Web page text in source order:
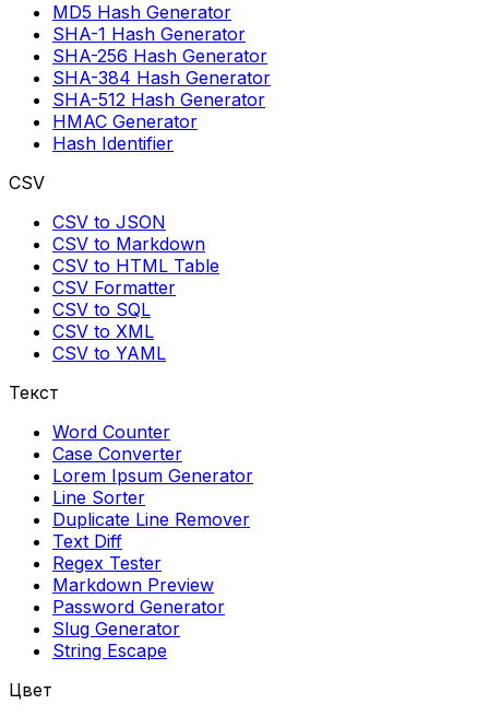
MD5 Hash Generator
SHA-1 Hash Generator
SHA-256 Hash Generator
SHA-384 Hash Generator
SHA-512 Hash Generator
HMAC Generator
Hash Identifier
CSV
CSV to JSON
CSV to Markdown
CSV to HTML Table
CSV Formatter
CSV to SQL
CSV to XML
CSV to YAML
Текст
Word Counter
Case Converter
Lorem Ipsum Generator
Line Sorter
Duplicate Line Remover
Text Diff
Regex Tester
Markdown Preview
Password Generator
Slug Generator
String Escape
Цвет